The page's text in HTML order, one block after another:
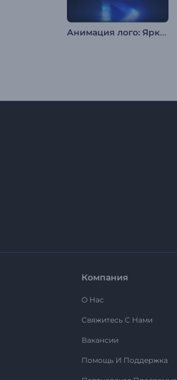
Анимация лого: Яркая дисперсия
Компания
О Нас
Свяжитесь С Нами
Вакансии
Помощь И Поддержка